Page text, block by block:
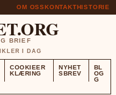
OM OSSKONTAKTHISTORIE
BRIEF
I DAG
COOKIEER
KLÆRING
NYHET
SBREV
BL
OG
G